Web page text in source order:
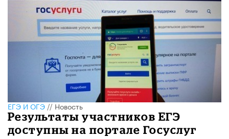
ЕГЭ И ОГЭ//Новость
Результаты участников ЕГЭ
доступны на портале Госуслуг